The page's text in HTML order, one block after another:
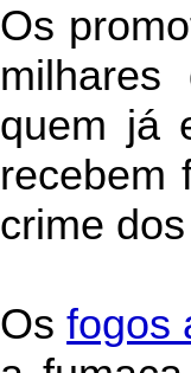
Os
quem já
recebem
crime
Osfogos